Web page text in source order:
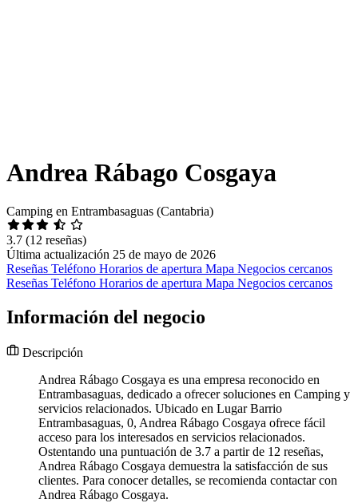
Andrea Rábago Cosgaya
Camping en Entrambasaguas (Cantabria)
3.7 (12 reseñas)
Última actualización 25 de mayo de 2026
Reseñas Teléfono Horarios de apertura Mapa Negocios cercanos
Reseñas Teléfono Horarios de apertura Mapa Negocios cercanos
Información del negocio
Descripción
Andrea Rábago Cosgaya es una empresa reconocido en
Entrambasaguas, dedicado a ofrecer soluciones en Camping y
servicios relacionados. Ubicado en Lugar Barrio
Entrambasaguas, 0, Andrea Rábago Cosgaya ofrece fácil
acceso para los interesados en servicios relacionados.
Ostentando una puntuación de 3.7 a partir de 12 reseñas,
Andrea Rábago Cosgaya demuestra la satisfacción de sus
clientes. Para conocer detalles, se recomienda contactar con
Andrea Rábago Cosgaya.